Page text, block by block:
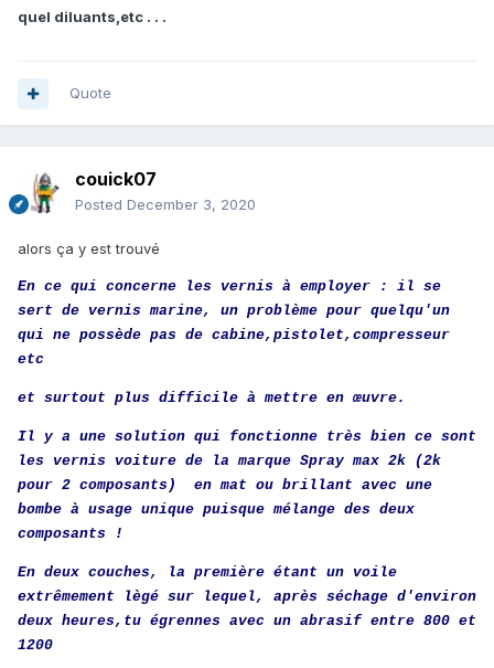
quel diluants,etc . . .
Quote
couick07
Posted December 3, 2020
alors ça y est trouvé
En ce qui concerne les vernis à employer : il se
sert de vernis marine, un problème pour quelqu'un
qui ne possède pas de cabine,pistolet,compresseur
etc
et surtout plus difficile à mettre en œuvre.
Il y a une solution qui fonctionne très bien ce sont
les vernis voiture de la marque Spray max 2k (2k
pour 2 composants) en mat ou brillant avec une
bombe à usage unique puisque mélange des deux
composants !
En deux couches, la première étant un voile
extrêmement lègé sur lequel, après séchage d'environ
deux heures,tu égrennes avec un abrasif entre 800 et
1200